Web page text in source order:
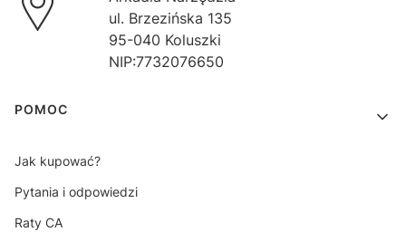
ul. Brzezińska 135
95-040 Koluszki
NIP:7732076650
Linki w stopce
POMOC
Jak kupować?
Pytania i odpowiedzi
Raty CA